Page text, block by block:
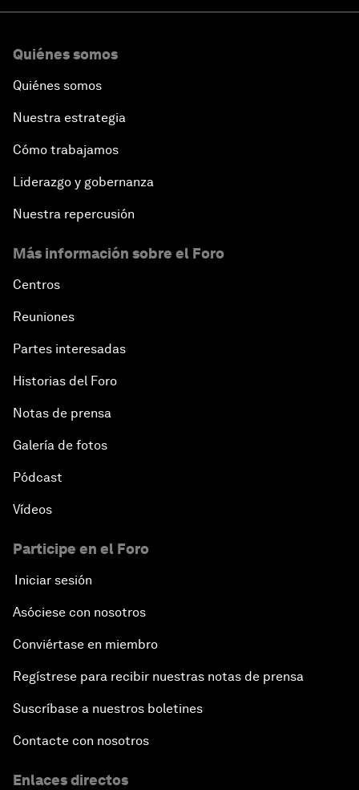
Quiénes somos
Quiénes somos
Nuestra estrategia
Cómo trabajamos
Liderazgo y gobernanza
Nuestra repercusión
Más información sobre el Foro
Centros
Reuniones
Partes interesadas
Historias del Foro
Notas de prensa
Galería de fotos
Pódcast
Vídeos
Participe en el Foro
Iniciar sesión
Asóciese con nosotros
Conviértase en miembro
Regístrese para recibir nuestras notas de prensa
Suscríbase a nuestros boletines
Contacte con nosotros
Enlaces directos